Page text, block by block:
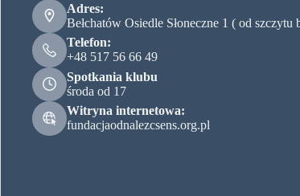
Adres:
Bełchatów Osiedle Słoneczne 1 ( od szczytu
Telefon:
+48 517 56 66 49
Spotkania klubu
środa od 17
Witryna internetowa:
fundacjaodnalezcsens.org.pl